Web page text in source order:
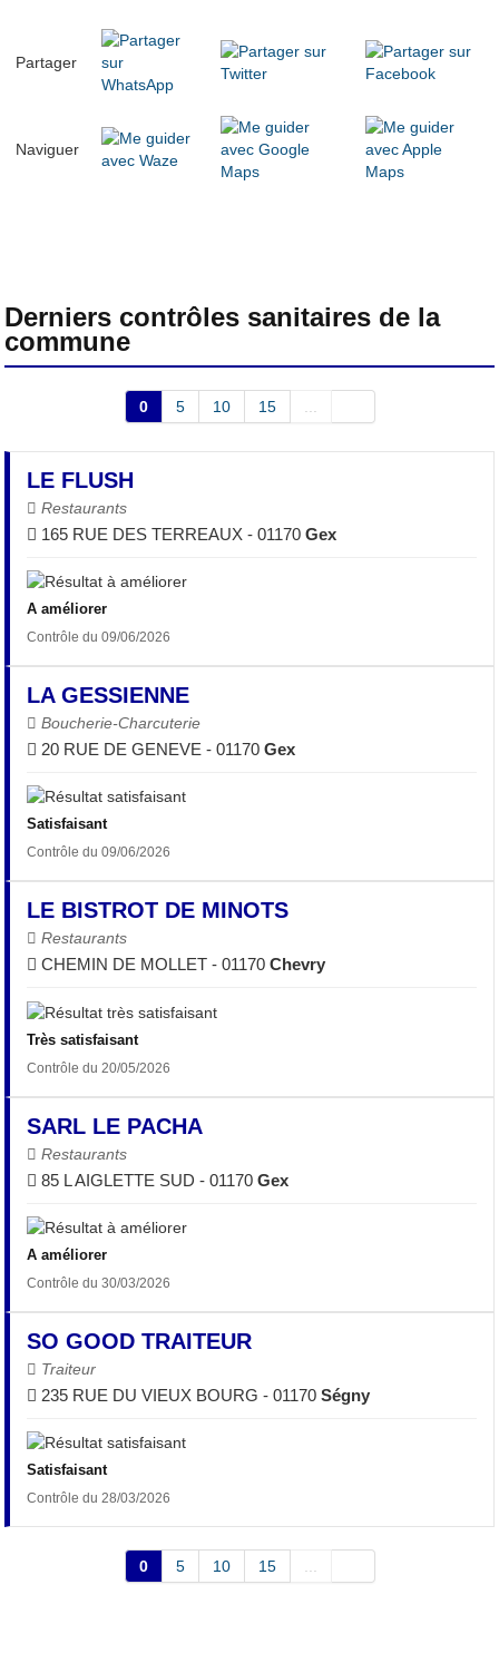
Partager
Naviguer
Derniers contrôles sanitaires de la
commune
0 5 10 15
LE FLUSH
Restaurants
165 RUE DES TERREAUX - 01170Gex
A améliorer
Contrôle du 09/06/2026
LA GESSIENNE
Boucherie-Charcuterie
20 RUE DE GENEVE - 01170Gex
Satisfaisant
Contrôle du 09/06/2026
LE BISTROT DE MINOTS
Restaurants
CHEMIN DE MOLLET - 01170Chevry
Très satisfaisant
Contrôle du 20/05/2026
SARL LE PACHA
Restaurants
85 L AIGLETTE SUD - 01170Gex
A améliorer
Contrôle du 30/03/2026
SO GOOD TRAITEUR
Traiteur
235 RUE DU VIEUX BOURG - 01170Ségny
Satisfaisant
Contrôle du 28/03/2026
0 5 10 15 ...